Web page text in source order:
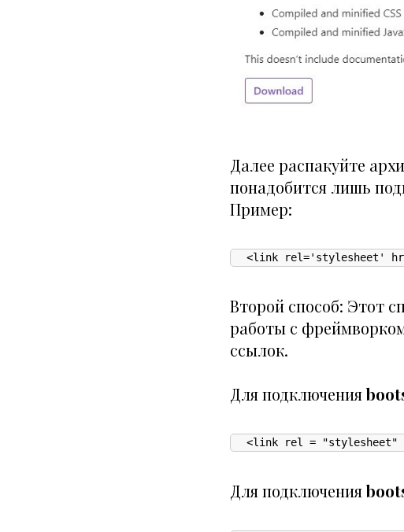
Далее распакуйте
понадобится лишь
Пример:
<link rel='stylesheet'
Второй способ: Этот
работы с
ссылок.
Для подключения
<link rel = "stylesheet"
Для подключения